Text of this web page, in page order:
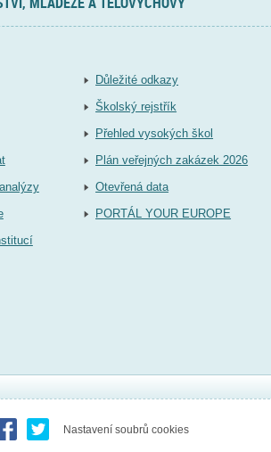
Důležité odkazy
Školský rejstřík
Přehled vysokých škol
Plán veřejných zakázek 2026
Otevřená data
PORTÁL YOUR EUROPE
Nastavení soubrů cookies